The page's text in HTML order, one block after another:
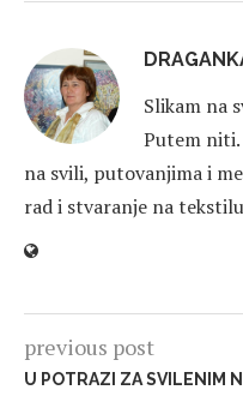
Slikam na
Putem niti.
na svili, putovanjima i
rad i stvaranje na
previous post
U POTRAZI ZA SVILENIM